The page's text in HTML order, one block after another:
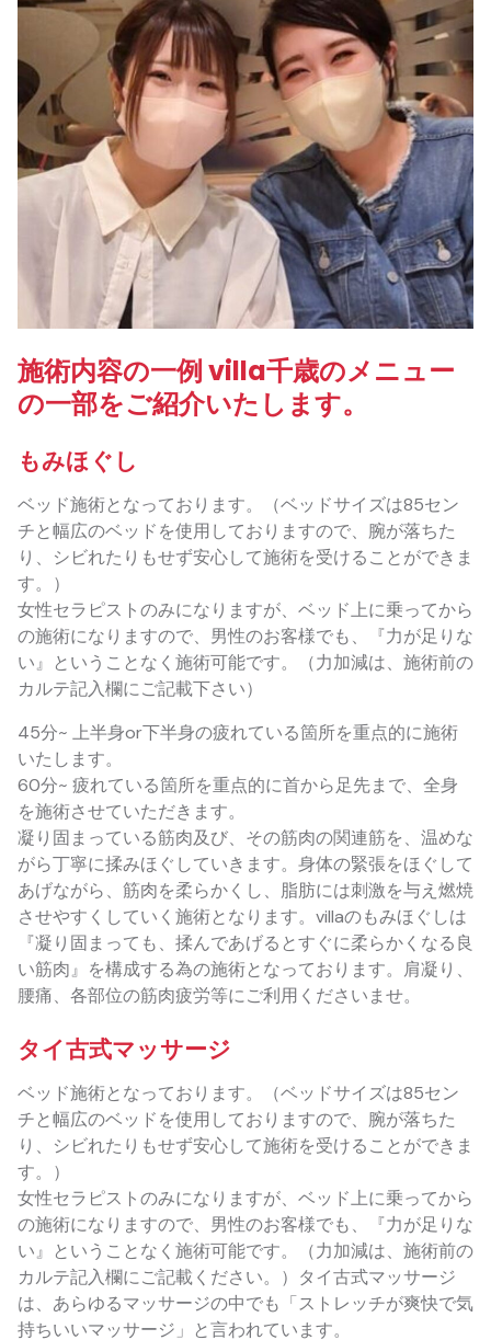
施術内容の一例 villa千歳のメニュー
の一部をご紹介いたします。
もみほぐし
ベッド施術となっております。（ベッドサイズは85セン
チと幅広のベッドを使用しておりますので、腕が落ちた
り、シビれたりもせず安心して施術を受けることができま
す。）
女性セラピストのみになりますが、ベッド上に乗ってから
の施術になりますので、男性のお客様でも、『力が足りな
い』ということなく施術可能です。（力加減は、施術前の
カルテ記入欄にご記載下さい）
45分~ 上半身or下半身の疲れている箇所を重点的に施術
いたします。
60分~ 疲れている箇所を重点的に首から足先まで、全身
を施術させていただきます。
凝り固まっている筋肉及び、その筋肉の関連筋を、温めな
がら丁寧に揉みほぐしていきます。身体の緊張をほぐして
あげながら、筋肉を柔らかくし、脂肪には刺激を与え燃焼
させやすくしていく施術となります。villaのもみほぐしは
『凝り固まっても、揉んであげるとすぐに柔らかくなる良
い筋肉』を構成する為の施術となっております。肩凝り、
腰痛、各部位の筋肉疲労等にご利用くださいませ。
タイ古式マッサージ
ベッド施術となっております。（ベッドサイズは85セン
チと幅広のベッドを使用しておりますので、腕が落ちた
り、シビれたりもせず安心して施術を受けることができま
す。）
女性セラピストのみになりますが、ベッド上に乗ってから
の施術になりますので、男性のお客様でも、『力が足りな
い』ということなく施術可能です。（力加減は、施術前の
カルテ記入欄にご記載ください。）タイ古式マッサージ
は、あらゆるマッサージの中でも「ストレッチが爽快で気
持ちいいマッサージ」と言われています。